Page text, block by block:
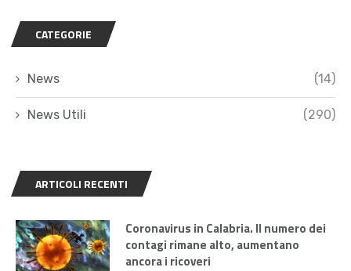
CATEGORIE
News (14)
News Utili (290)
ARTICOLI RECENTI
Coronavirus in Calabria. Il numero dei
contagi rimane alto, aumentano
ancora i ricoveri